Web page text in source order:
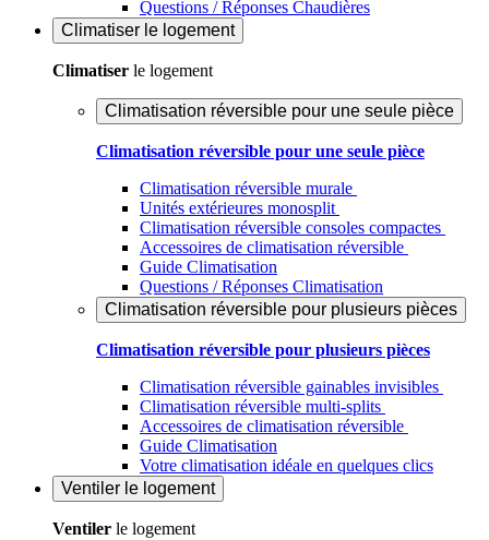
Questions / Réponses Chaudières
Climatiser le logement
Climatiser le logement
Climatisation réversible pour une seule pièce
Climatisation réversible pour une seule pièce
Climatisation réversible murale
Unités extérieures monosplit
Climatisation réversible consoles compactes
Accessoires de climatisation réversible
Guide Climatisation
Questions / Réponses Climatisation
Climatisation réversible pour plusieurs pièces
Climatisation réversible pour plusieurs pièces
Climatisation réversible gainables invisibles
Climatisation réversible multi-splits
Accessoires de climatisation réversible
Guide Climatisation
Votre climatisation idéale en quelques clics
Ventiler le logement
Ventiler le logement